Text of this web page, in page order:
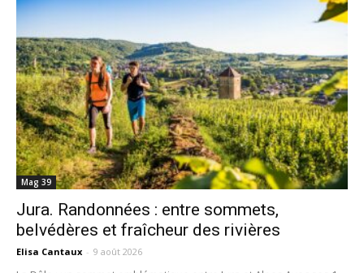
Mag 39
Jura. Randonnées : entre sommets,
belvédères et fraîcheur des rivières
Elisa Cantaux - 9 août 2026